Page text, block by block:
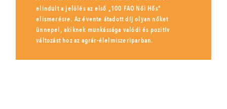
elindult a jelölés az első „100 FAO Női Hős”
elismerésre. Az évente átadott díj olyan nőket
ünnepel, akiknek munkássága valódi és pozitív
változást hoz az agrár-élelmiszeriparban.